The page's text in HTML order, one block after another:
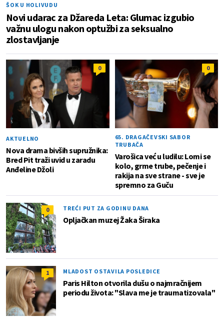
ŠOK U HOLIVUDU
Novi udarac za Džareda Leta: Glumac izgubio
važnu ulogu nakon optužbi za seksualno
zlostavljanje
0
AKTUELNO
Nova drama bivših supružnika:
Bred Pit traži uvid u zaradu
Anđeline Džoli
0
65. DRAGAČEVSKI SABOR
TRUBAČA
Varošica već u ludilu: Lomi se
kolo, grme trube, pečenje i
rakija na sve strane - sve je
spremno za Guču
0 TREĆI PUT ZA GODINU DANA
Opljačkan muzej Žaka Širaka
1 MLADOST OSTAVILA POSLEDICE
Paris Hilton otvorila dušu o najmračnijem
periodu života: "Slava me je traumatizovala"